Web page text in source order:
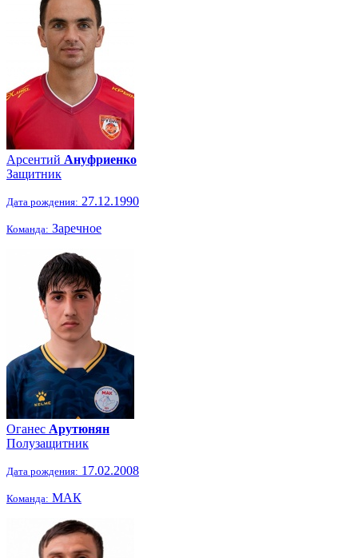
Арсентий Ануфриенко
Защитник
Дата рождения: 27.12.1990
Команда: Заречное
Оганес Арутюнян
Полузащитник
Дата рождения: 17.02.2008
Команда: МАК